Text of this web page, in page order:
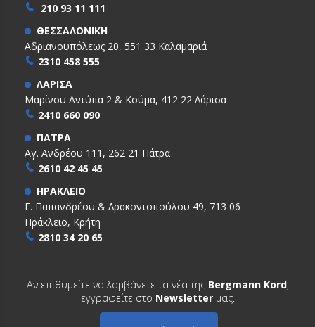
210 93 11 111
ΘΕΣΣΑΛΟΝΙΚΗ
Αδριανουπόλεως 20, 551 33 Καλαμαριά
2310 458 555
ΛΑΡΙΣΑ
Μαρίνου Αντύπα 2 & Κούμα, 412 22 Λάρισα
2410 660 090
ΠΑΤΡΑ
Αγ. Ανδρέου 111, 262 21 Πάτρα
2610 42 45 45
ΗΡΑΚΛΕΙΟ
Γ. Παπανδρέου & ∆ρακοντοπούλου 49, 713 06
Ηράκλειο, Κρήτη
2810 34 20 65
Αν επιθυμείτε να λαμβάνετε τα νέα της Bergmann Kord,
εγγραφείτε στο Newsletterμας.